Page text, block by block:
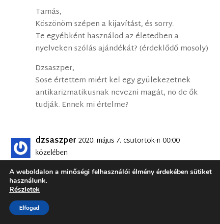
Tamás,
Köszönöm szépen a kijavítást, és sorry.
Te egyébként használod az életedben a
nyelveken szólás ajándékát? (érdeklődő mosoly)
Dzsaszper,
Sose értettem miért kel egy gyülekezetnek
antikarizmatikusnak nevezni magát, no de ők
tudják. Ennek mi értelme?
dzsaszper 2020. május 7. csütörtök-n 00:00
közelében
Kedves Tavaszieper,
A BSZ nem gyülekezetekből áll, így formálisan
megbukik a megfogalmazásod… Egy
lelkészekből és gyülekezeti tagokból álló
A weboldalon a minőségi felhasználói élmény érdekében sütiket
használunk.
Részletek
Elfogad